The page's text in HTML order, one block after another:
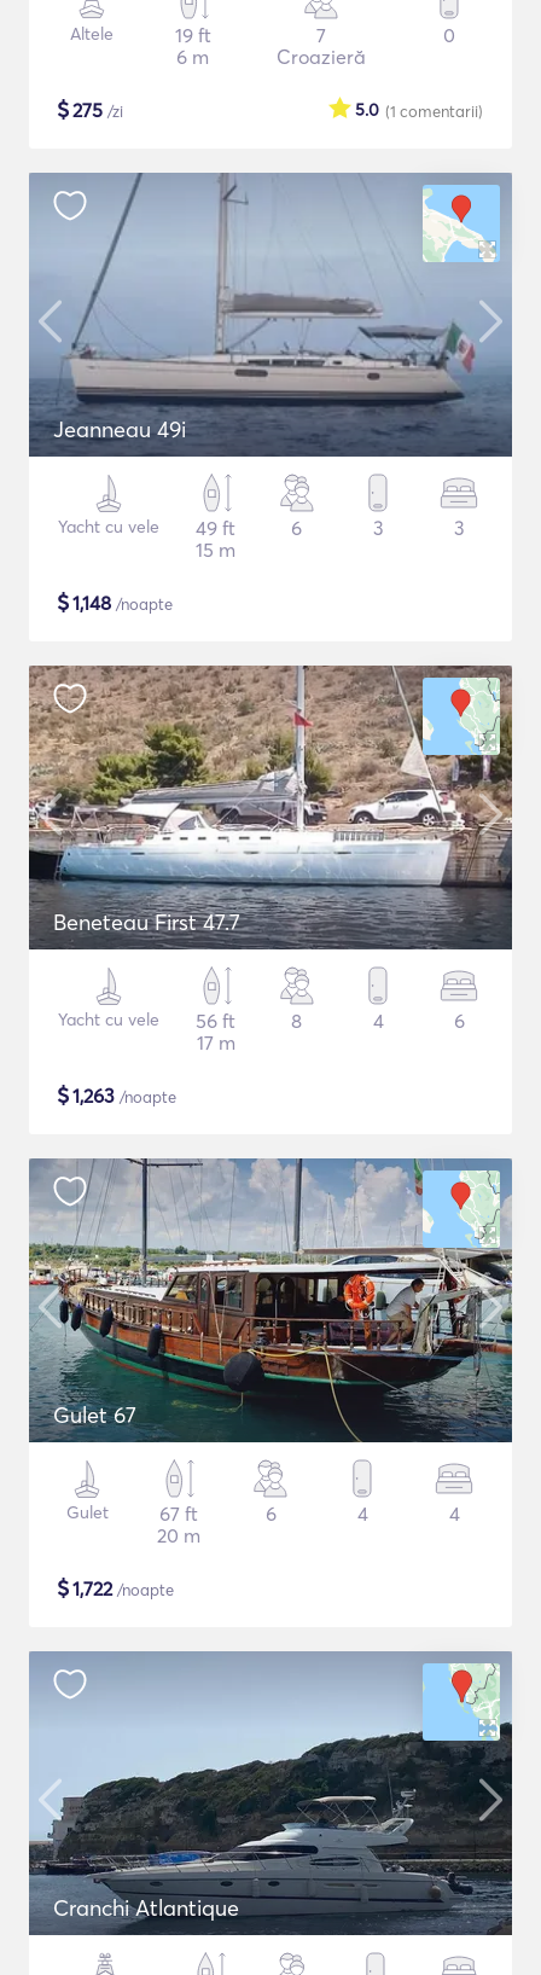
Altele
19 ft
6 m
7
Croazieră
0
$275 /zi (1 comentarii)
5.0
Jeanneau 49i
Yacht cu vele
49 ft
15 m
6 3 3
$1,148 /noapte
Beneteau First 47.7
Yacht cu vele
56 ft
17 m
8 4 6
$1,263 /noapte
Gulet 67
Gulet
67 ft
20 m
6 4 4
$1,722/noapte
Cranchi Atlantique